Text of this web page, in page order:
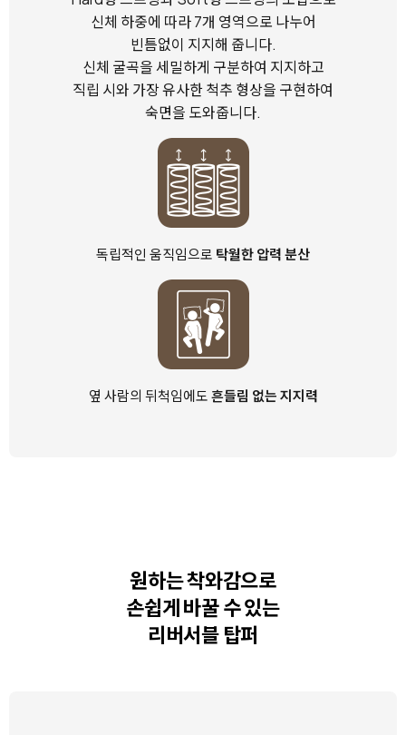
신체 하중에 따라 7개 영역으로 나누어
빈틈없이 지지해 줍니다.
신체 굴곡을 세밀하게 구분하여 지지하고
직립 시와 가장 유사한 척추 형상을 구현하여
숙면을 도와줍니다.
독립적인 움직임으로 탁월한 압력 분산
옆 사람의 뒤척임에도 흔들림 없는 지지력
원하는 착와감으로
손쉽게 바꿀 수 있는
리버서블 탑퍼